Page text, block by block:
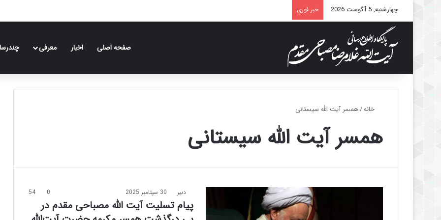
چهارشنبه, 5 آگوست 2026 خبر فوری
صفحه اصلی اخبار معرفی
خانه/همسر آیت الله سیستانی
همسر آیت الله سیستانی
دبیر 30 سپتامبر 2025 0
54
پیام تسلیت آیت الله مصباحی مقدم در